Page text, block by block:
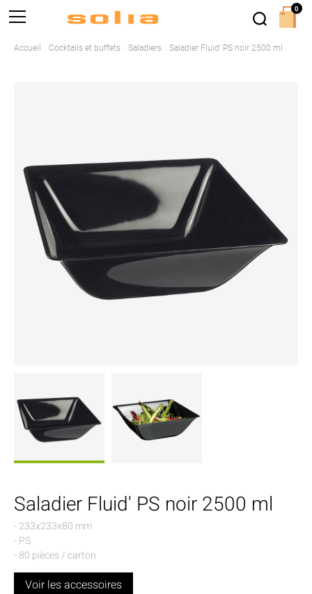
Accueil Cocktails et buffets Saladiers Saladier Fluid' PS noir 2500 ml
Saladier Fluid' PS noir 2500 ml
- 233x233x80 mm
- PS
- 80 pièces / carton
Voir les accessoires
0